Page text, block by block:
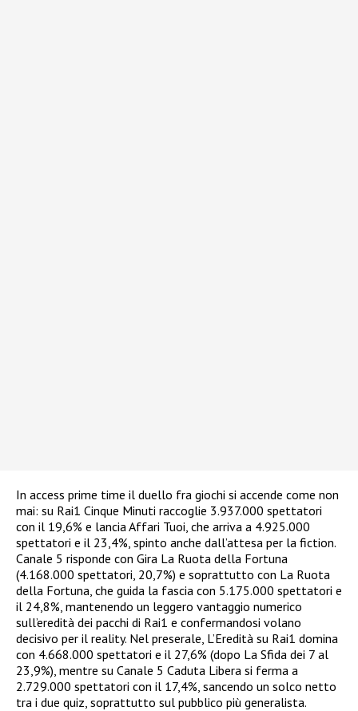
In access prime time il duello fra giochi si accende come non
mai: su Rai1 Cinque Minuti raccoglie 3.937.000 spettatori
con il 19,6% e lancia Affari Tuoi, che arriva a 4.925.000
spettatori e il 23,4%, spinto anche dall’attesa per la fiction.
Canale 5 risponde con Gira La Ruota della Fortuna
(4.168.000 spettatori, 20,7%) e soprattutto con La Ruota
della Fortuna, che guida la fascia con 5.175.000 spettatori e
il 24,8%, mantenendo un leggero vantaggio numerico
sull’eredità dei pacchi di Rai1 e confermandosi volano
decisivo per il reality. Nel preserale, L’Eredità su Rai1 domina
con 4.668.000 spettatori e il 27,6% (dopo La Sfida dei 7 al
23,9%), mentre su Canale 5 Caduta Libera si ferma a
2.729.000 spettatori con il 17,4%, sancendo un solco netto
tra i due quiz, soprattutto sul pubblico più generalista.​